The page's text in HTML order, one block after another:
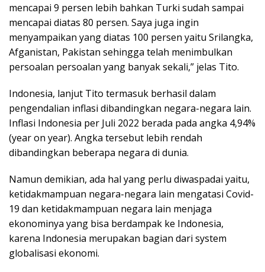
mencapai 9 persen lebih bahkan Turki sudah sampai
mencapai diatas 80 persen. Saya juga ingin
menyampaikan yang diatas 100 persen yaitu Srilangka,
Afganistan, Pakistan sehingga telah menimbulkan
persoalan persoalan yang banyak sekali,” jelas Tito.
Indonesia, lanjut Tito termasuk berhasil dalam
pengendalian inflasi dibandingkan negara-negara lain.
Inflasi Indonesia per Juli 2022 berada pada angka 4,94%
(year on year). Angka tersebut lebih rendah
dibandingkan beberapa negara di dunia.
Namun demikian, ada hal yang perlu diwaspadai yaitu,
ketidakmampuan negara-negara lain mengatasi Covid-
19 dan ketidakmampuan negara lain menjaga
ekonominya yang bisa berdampak ke Indonesia,
karena Indonesia merupakan bagian dari system
globalisasi ekonomi.